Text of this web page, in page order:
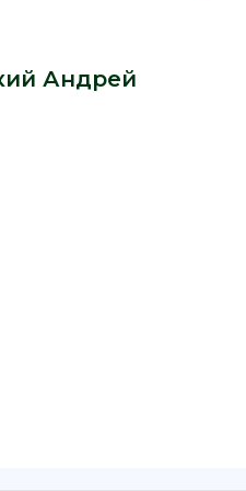
Андрей